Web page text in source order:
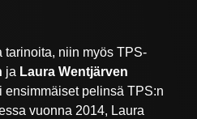
tarinoita, niin myös TPS-
ja Laura Wentjärven
ensimmäiset pelinsä TPS:n
vuonna 2014, Laura